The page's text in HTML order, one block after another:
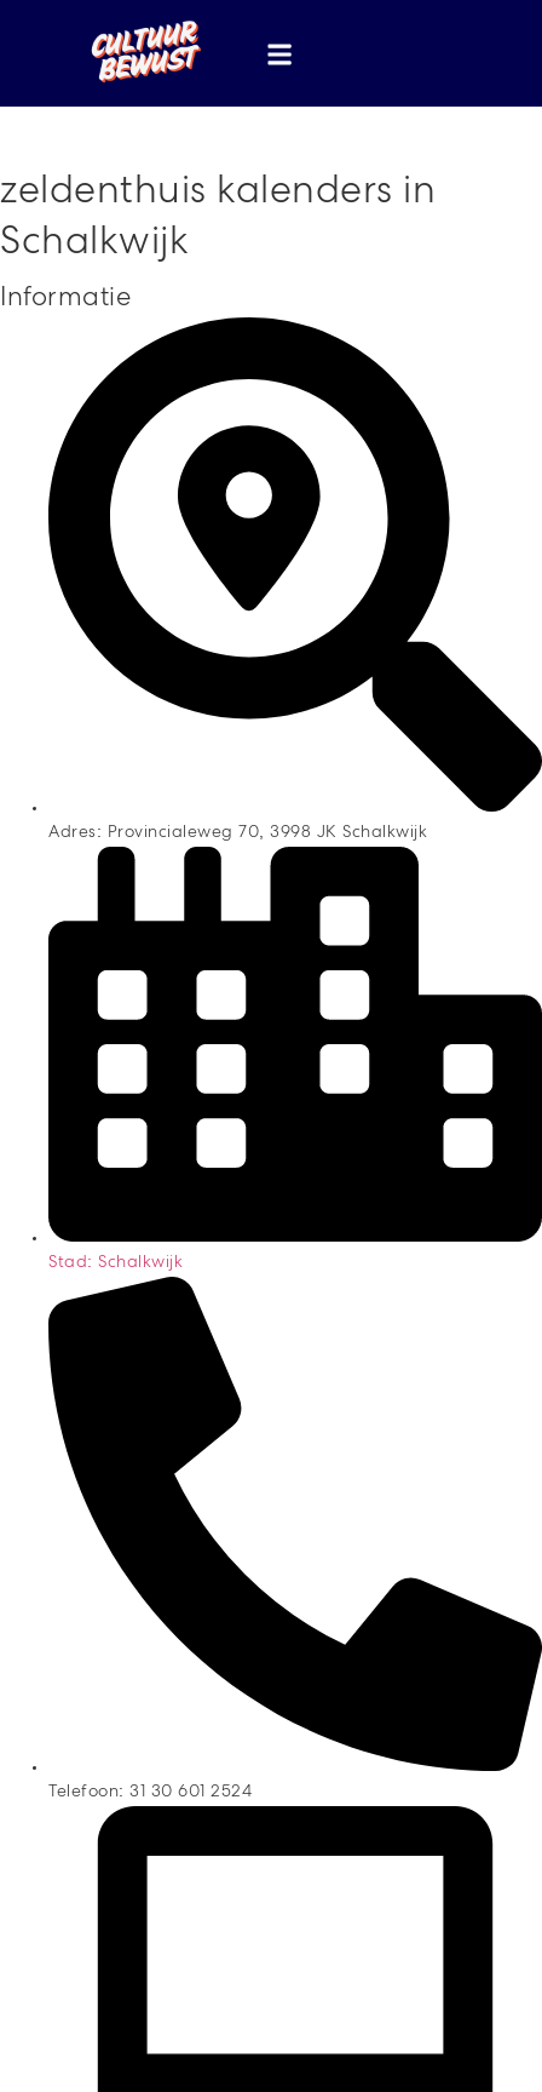
zeldenthuis kalenders in
Schalkwijk
Informatie
Adres: Provincialeweg 70, 3998 JK Schalkwijk
Stad: Schalkwijk
Telefoon: 31 30 601 2524